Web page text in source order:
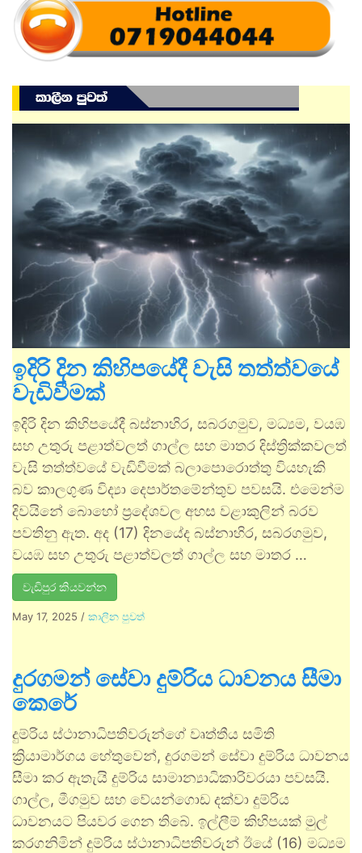
ඉදිරි දින කිහිපයේදී වැසි තත්ත්වයේ
වැඩිවීමක්
ඉදිරි දින කිහිපයේදී බස්නාහිර, සබරගමුව, මධ්‍යම, වයඹ
සහ උතුරු පළාත්වලත් ගාල්ල සහ මාතර දිස්ත්‍රික්කවලත්
වැසි තත්ත්වයේ වැඩිවීමක් බලාපොරොත්තු වියහැකි
බව කාලගුණ විද්‍යා දෙපාර්තමේන්තුව පවසයි. එමෙන්ම
දිවයිනේ බොහෝ ප්‍රදේශවල අහස වළාකුලින් බරව
පවතිනු ඇත. අද (17) දිනයේද බස්නාහිර, සබරගමුව,
වයඹ සහ උතුරු පළාත්වලත් ගාල්ල සහ මාතර …
වැඩිපුර කියවන්න
May 17, 2025 / කාලීන පුවත්
දුරගමන් සේවා දුම්රිය ධාවනය සීමා
කෙරේ
දුම්රිය ස්ථානාධිපතිවරුන්ගේ වෘත්තීය සමිති
ක්‍රියාමාර්ගය හේතුවෙන්, දුරගමන් සේවා දුම්රිය ධාවනය
සීමා කර ඇතැයි දුම්රිය සාමාන්‍යාධිකාරිවරයා පවසයි.
ගාල්ල, මීගමුව සහ ⁣වේයන්ගොඩ දක්වා දුම්රිය
ධාවනයට පියවර ගෙන තිබේ. ඉල්ලීම් කිහිපයක් මුල්
කරගනිමින් දුම්රිය ස්ථානාධිපතිවරුන් ඊයේ (16) මධ්‍යම